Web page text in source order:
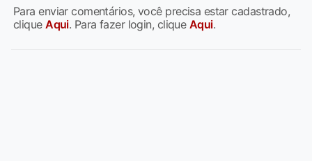
Para enviar comentários, você precisa estar cadastrado,
cliqueAqui. Para fazer login, clique Aqui.